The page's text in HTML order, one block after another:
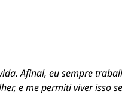
Afinal, eu sempre
e me permiti viver isso